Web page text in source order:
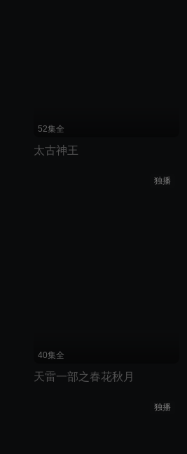
52集全
太古神王
独播
40集全
天雷一部之春花秋月
独播